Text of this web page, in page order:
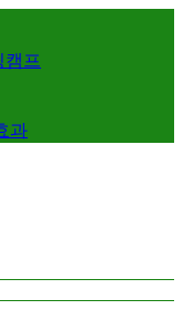
캠프
과